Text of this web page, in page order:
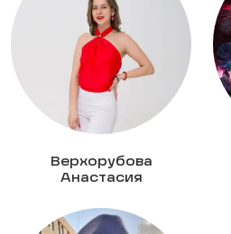
Верхорубова
Анастасия